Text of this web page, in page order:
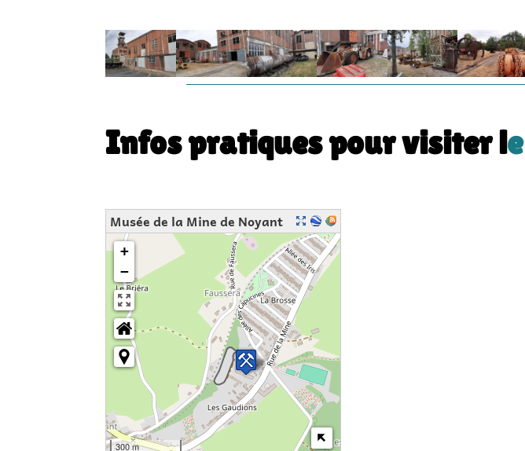
Infos pratiques pour visiter le
Musée de la Mine de Noyant
+
−
300 m